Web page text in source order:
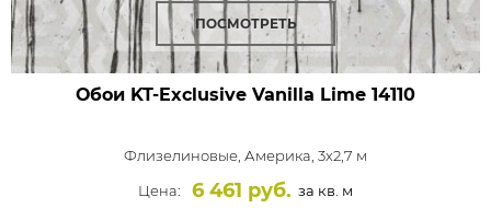
ПОСМОТРЕТЬ
Обои KT-Exclusive Vanilla Lime 14110
Флизелиновые, Америка, 3x2,7 м
Цена:
6 461 руб. за кв. м